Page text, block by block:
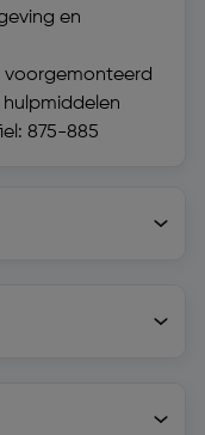
en
voorgemonteerd
875-885